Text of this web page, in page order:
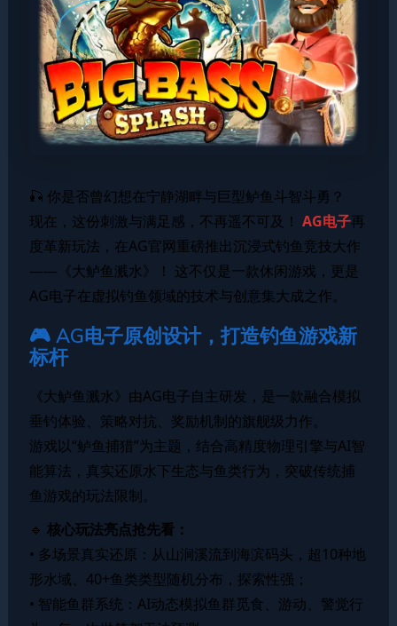
🎣 你是否曾幻想在宁静湖畔与巨型鲈鱼斗智斗勇？
现在，这份刺激与满足感，不再遥不可及！ AG电子再
度革新玩法，在AG官网重磅推出沉浸式钓鱼竞技大作
——《大鲈鱼溅水》！ 这不仅是一款休闲游戏，更是
AG电子在虚拟钓鱼领域的技术与创意集大成之作。
🎮 AG电子原创设计，打造钓鱼游戏新
标杆
《大鲈鱼溅水》由AG电子自主研发，是一款融合模拟
垂钓体验、策略对抗、奖励机制的旗舰级力作。
游戏以“鲈鱼捕猎”为主题，结合高精度物理引擎与AI智
能算法，真实还原水下生态与鱼类行为，突破传统捕
鱼游戏的玩法限制。
🔹 核心玩法亮点抢先看：
• 多场景真实还原：从山涧溪流到海滨码头，超10种地
形水域、40+鱼类类型随机分布，探索性强；
• 智能鱼群系统：AI动态模拟鱼群觅食、游动、警觉行